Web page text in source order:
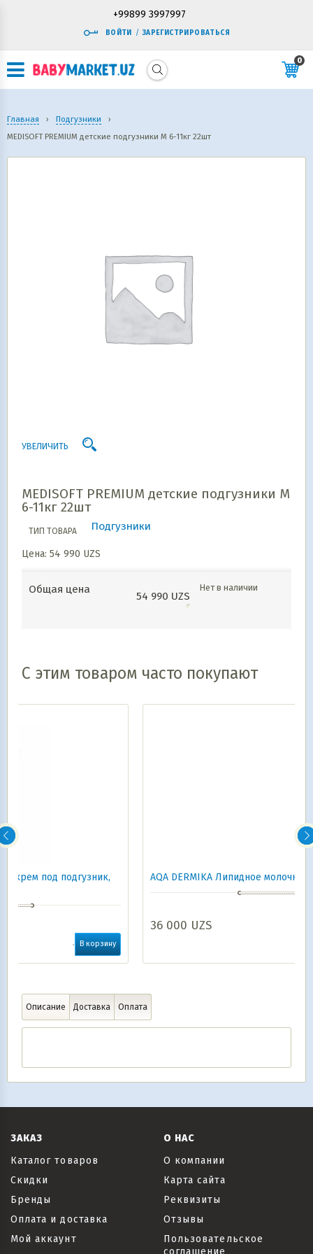
+99899 3997997
ВОЙТИ / ЗАРЕГИСТРИРОВАТЬСЯ
0
Главная › Подгузники
›
MEDISOFT PREMIUM детские подгузники М 6-11кг 22шт
УВЕЛИЧИТЬ
MEDISOFT PREMIUM детские подгузники М
6-11кг 22шт
ТИП ТОВАРА Подгузники
Цена: 54 990 UZS
Общая цена
54 990 UZS
Нет в наличии
С этим товаром часто покупают
AQA DERMIKA Липидное молочко для малыша, 250 мл
Описание Доставка Оплата
ЗАКАЗ
Каталог товаров
Скидки
Бренды
Оплата и доставка
Мой аккаунт
О НАС
О компании
Карта сайта
Реквизиты
Отзывы
Пользовательское
соглашение